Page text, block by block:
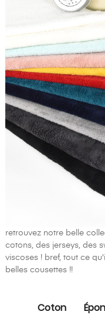
retrouvez notre belle
cotons, des jerseys, des
viscoses ! bref, tout ce
belles cousettes !!
Coton